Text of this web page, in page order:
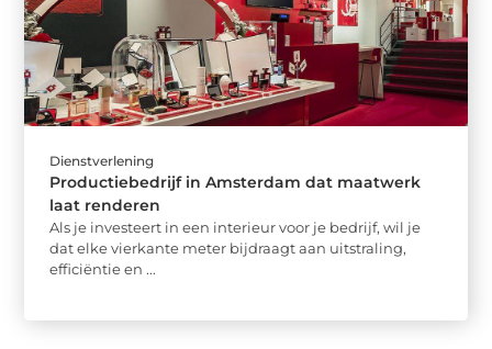
Dienstverlening
Productiebedrijf in Amsterdam dat maatwerk
laat renderen
Als je investeert in een interieur voor je bedrijf, wil je
dat elke vierkante meter bijdraagt aan uitstraling,
efficiëntie en ...